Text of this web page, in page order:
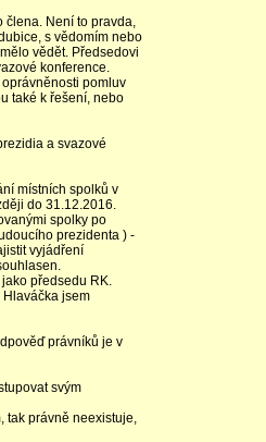
člena. Není to pravda,
s vědomím nebo
vědět. Předsedovi
konference.
pomluv
také k řešení, nebo
a svazové
místních spolků v
do 31.12.2016.
spolky po
prezidenta ) -
vyjádření
předsedu RK.
jsem
právníků je v
svým
tak právně neexistuje,